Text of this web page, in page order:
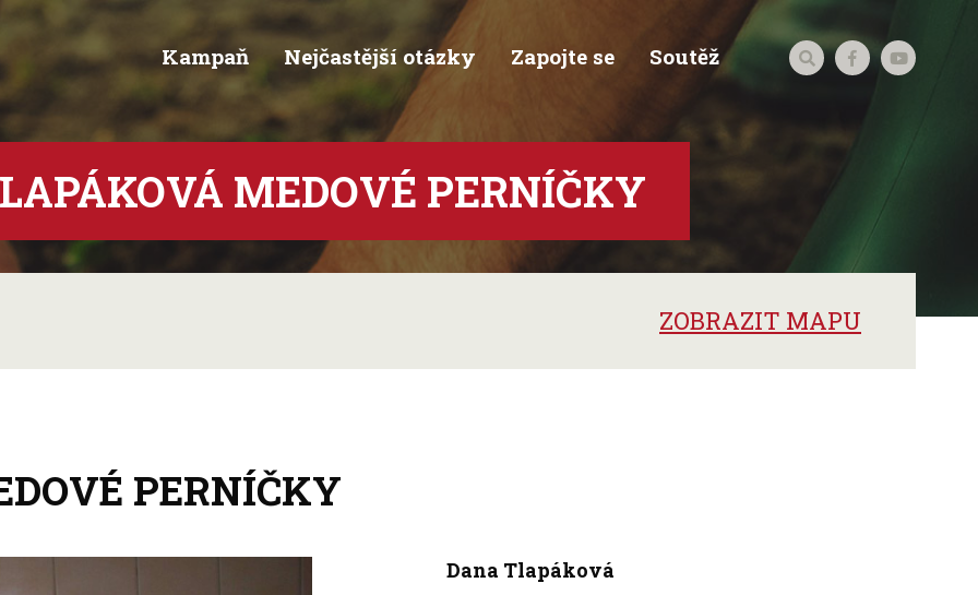
Kampaň Nejčastější otázky Zapojte se Soutěž
MEDOVÉ PERNÍČKY
ZOBRAZIT MAPU
PERNÍČKY
Dana Tlapáková